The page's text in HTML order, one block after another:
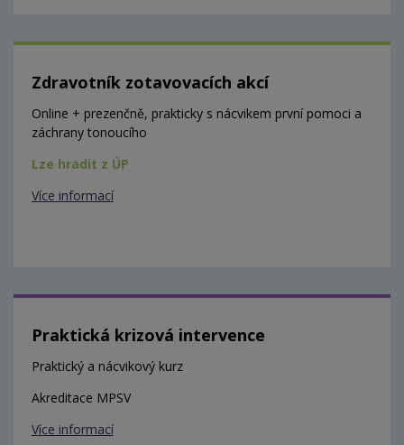
Zdravotník zotavovacích akcí
Online + prezenčně, prakticky s nácvikem první pomoci a
záchrany tonoucího
Lze hradit z ÚP
Více informací
Praktická krizová intervence
Praktický a nácvikový kurz
Akreditace MPSV
Více informací